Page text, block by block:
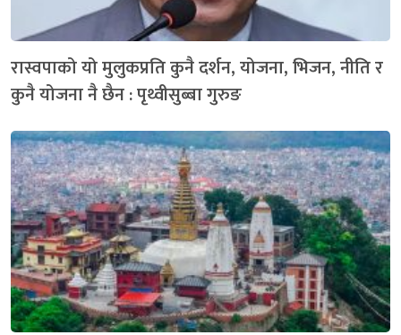
रास्वपाको यो मुलुकप्रति कुनै दर्शन, योजना, भिजन, नीति र
कुनै योजना नै छैन : पृथ्वीसुब्बा गुरुङ